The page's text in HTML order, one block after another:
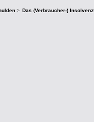
> Das (Verbraucher-)